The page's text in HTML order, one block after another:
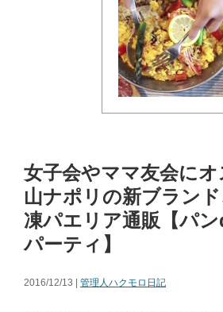
女子会やママ友会に
山ナポリの新ブラン
凍パエリア通販【パ
パーティ】
2016/12/13 | 管理人ハクモロ日記